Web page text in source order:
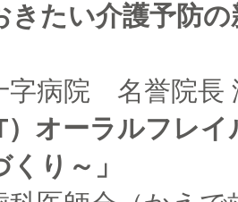
きたい介護予防
字病院 名誉院長
）オーラルフレ
り～」